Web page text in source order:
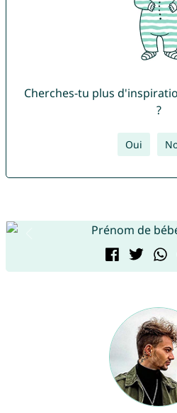
Cherches-tu plus
?
Oui